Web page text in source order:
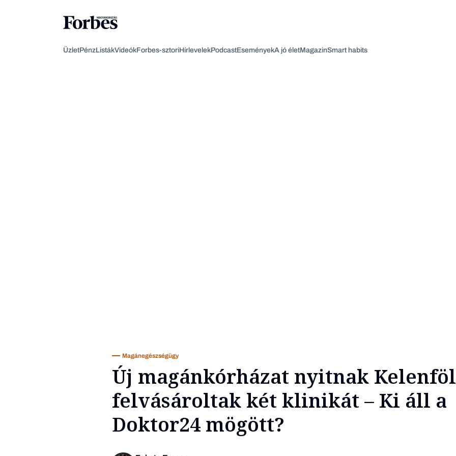
ÜzletPénzListákVideókForbes-sztoriHírlevelekPodcastEseményekA jó életMagazinSmart habits
Magánegészségügy
Új magánkórházat nyitnak
felvásároltak két klinikát – Ki áll a
Doktor24 mögött?